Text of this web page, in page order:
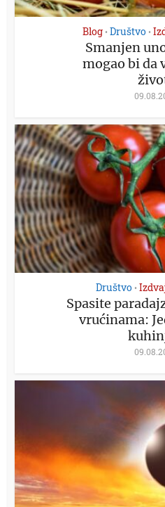
Blog • Društvo •
Smanjen
mogao bi da
Društvo •
Spasite
vrućinama: